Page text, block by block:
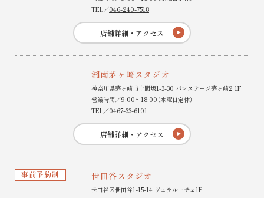
TEL／046-240-7518
店舗詳細・アクセス
湘南茅ヶ崎スタジオ
神奈川県茅ヶ崎市十間坂1-3-30 パレステージ茅ヶ崎2 1F
営業時間／9:00〜18:00（水曜日定休）
TEL／0467-33-6101
店舗詳細・アクセス
事前予約制 世田谷スタジオ
世田谷区世田谷1-15-14 ヴェラルーチェ1F